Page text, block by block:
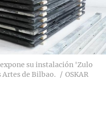
su instalación 'Zulo
de Bilbao.
OSKAR